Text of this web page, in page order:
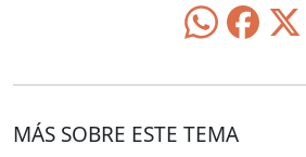
MÁS SOBRE ESTE TEMA